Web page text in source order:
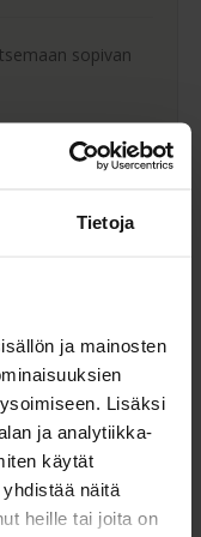
Tietoja
ja mainosten
Lisäksi
ja analytiikka-
käytät
näitä
heille tai joita on
sopivan